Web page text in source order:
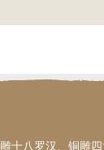
八罗汉、铜雕